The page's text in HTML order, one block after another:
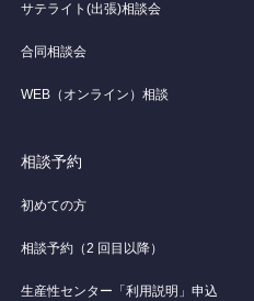
サテライト(出張)相談会
合同相談会
WEB（オンライン）相談
相談予約
初めての方
相談予約（2 回目以降）
生産性センター「利用説明」申込